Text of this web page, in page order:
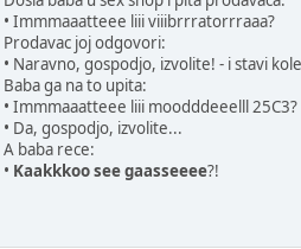
• Immmaaatteee liii viiibrrratorrraaa?
Prodavac joj odgovori:
• Naravno, gospodjo, izvolite! - i stavi
Baba ga na to upita:
• Immmaaatteee liii moodddeeelll 25C3?
• Da, gospodjo, izvolite...
A baba rece:
• Kaakkkoo see gaasseeee?!